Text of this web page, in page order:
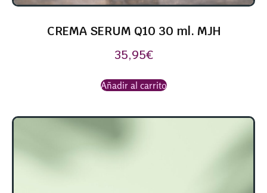
CREMA SERUM Q10 30 ml. MJH
35,95€
Añadir al carrito